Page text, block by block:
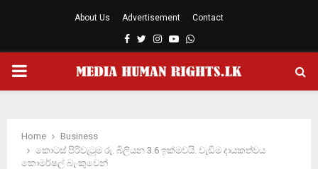
About Us Advertisement Contact
Facebook
TwitterInstagram
YoutubeWhatsapp
PRIMARY
Home
Business
කොටස් පිරිවැටුම රු. බිලියන 3.6 ඉක්මවයි. වැඩිම දායකත්වය
කොමර්ෂල් බැංකුවෙන්